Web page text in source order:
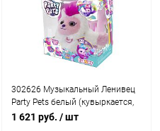
302626 Музыкальный Ленивец
Party Pets белый (кувыркается,
повторяет звуки)
1 621 руб. / шт